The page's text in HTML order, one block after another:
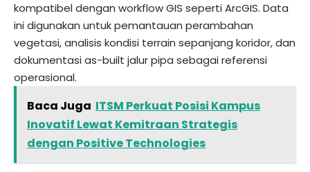
kompatibel dengan workflow GIS seperti ArcGIS. Data
ini digunakan untuk pemantauan perambahan
vegetasi, analisis kondisi terrain sepanjang koridor, dan
dokumentasi as-built jalur pipa sebagai referensi
operasional.
Baca Juga ITSM Perkuat Posisi Kampus
Inovatif Lewat Kemitraan Strategis
dengan Positive Technologies